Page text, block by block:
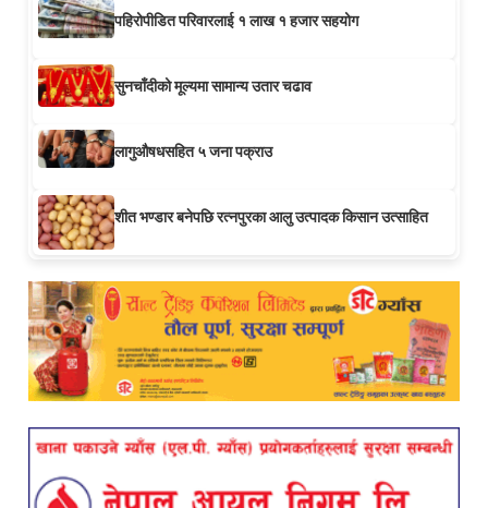
पहिरोपीडित परिवारलाई १ लाख १ हजार सहयोग
सुनचाँदीको मूल्यमा सामान्य उतार चढाव
लागुऔषधसहित ५ जना पक्राउ
शीत भण्डार बनेपछि रत्नपुरका आलु उत्पादक किसान उत्साहित